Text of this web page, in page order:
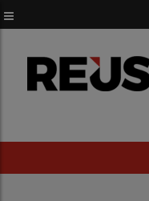
au
principal